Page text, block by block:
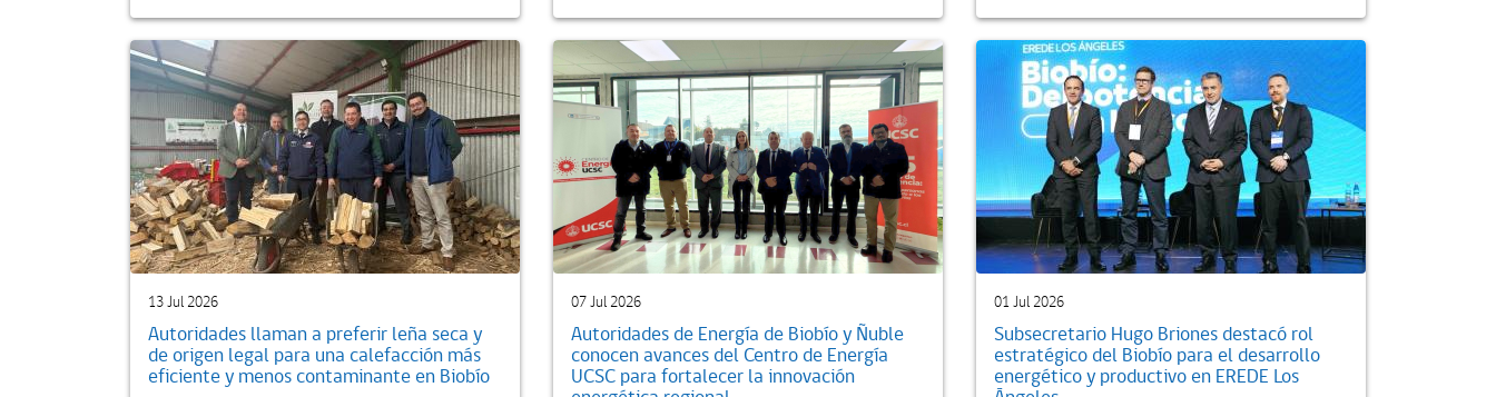
13 Jul 2026
Autoridades llaman a preferir leña seca y
de origen legal para una calefacción más
eficiente y menos contaminante en Biobío
07 Jul 2026
Autoridades de Energía de Biobío y Ñuble
conocen avances del Centro de Energía
UCSC para fortalecer la innovación
01 Jul 2026
Subsecretario Hugo Briones destacó rol
estratégico del Biobío para el desarrollo
energético y productivo en EREDE Los